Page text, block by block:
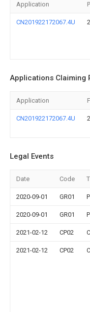
Application
CN201922172067.4U
Applications Claiming
Application
CN201922172067.4U
Legal Events
Date Code
2020-09-01 GR01
2020-09-01 GR01
2021-02-12 CP02
2021-02-12 CP02